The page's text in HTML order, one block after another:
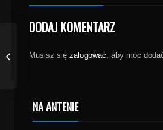
DODAJ KOMENTARZ
Musisz się zalogować, aby móc
NA ANTENIE